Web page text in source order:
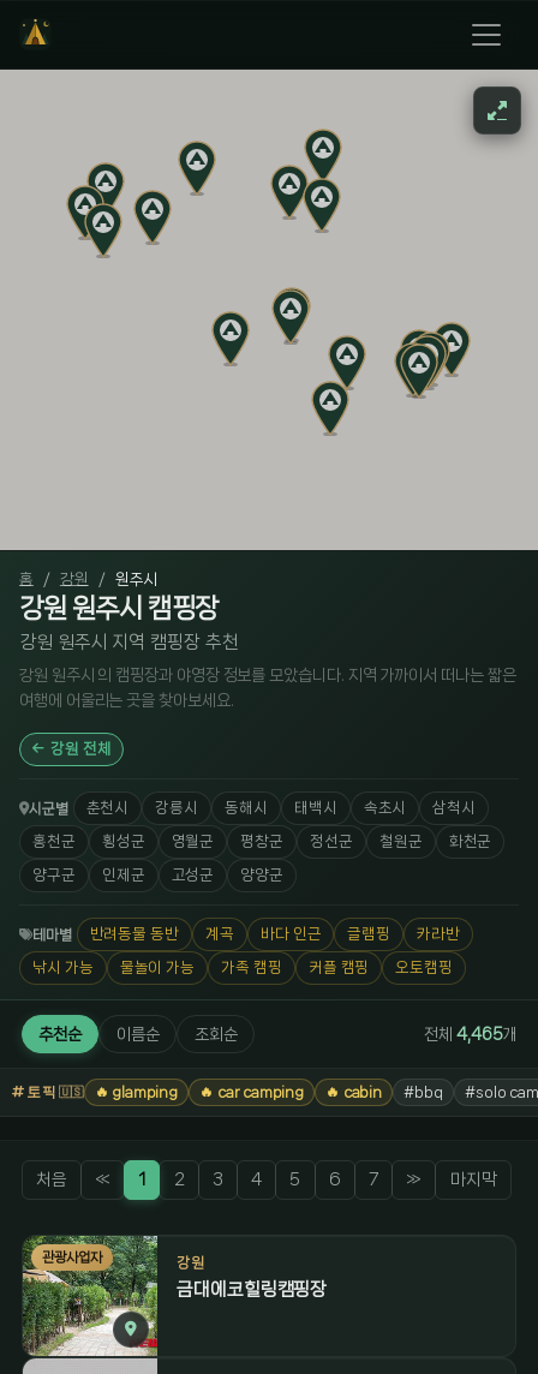
홈 강원 원주시
강원 원주시 캠핑장
강원 원주시 지역 캠핑장 추천
강원 원주시 의 캠핑장과 야영장 정보를 모았습니다. 지역 가까이서 떠나는 짧은
여행에 어울리는 곳을 찾아보세요.
강원 전체
시군별 춘천시 강릉시 동해시 태백시 속초시 삼척시
홍천군 횡성군 영월군 평창군 정선군 철원군 화천군
양구군 인제군 고성군 양양군
테마별 반려동물 동반 계곡 바다 인근 글램핑 카라반
낚시 가능 물놀이 가능 가족 캠핑 커플 캠핑 오토캠핑
추천순 이름순 조회순 전체 4,465개
토픽🇺🇸 🔥 glamping 🔥 car camping 🔥 cabin #bbq #solo
처음 « 1 2 3 4 5 6 7 » 마지막
관광사업자 강원
금대에코힐링캠핑장